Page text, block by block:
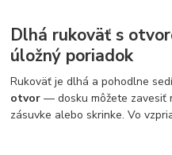
Dlhá rukoväť s
úložný poriadok
Rukoväť je dlhá a pohodlne
otvor — dosku môžete zavesiť
zásuvke alebo skrinke. Vo